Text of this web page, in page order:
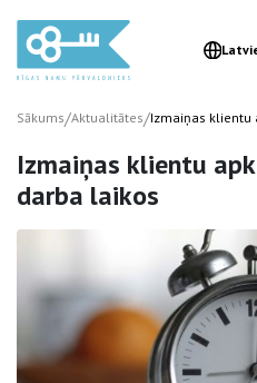
Sākums/Aktualitātes/Izmaiņas klientu
Izmaiņas klientu
darba laikos